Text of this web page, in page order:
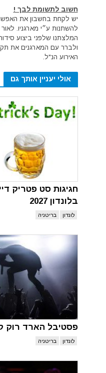
חשוב לתשומת לבך !
יש לקחת בחשבון את
להשתנות ע״י מארגניו.
המלצתנו שלפני ביצוע
ולברר עם המארגנים את
האירוע הנ"ל.
אולי יעניין אותך גם
חגיגות סט פטריק
בלונדון 2027
לונדון בריטניה
פסטיבל הארד רוק
לונדון בריטניה